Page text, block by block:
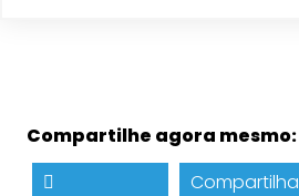
Compartilhe agora mesmo: